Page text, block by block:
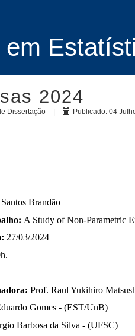
2024
Dissertação Publicado: 04
Brandão
A Study of Non-Parametric
27/03/2024
Prof. Raul Yukihiro
Gomes - (EST/UnB)
Barbosa da Silva - (UFSC)